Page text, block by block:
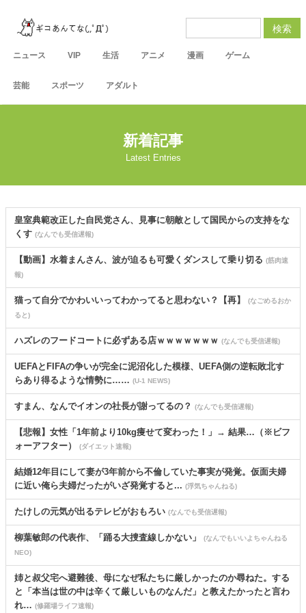
ニュース VIP 生活 アニメ 漫画 ゲーム
芸能 スポーツ アダルト
検索
新着記事
Latest Entries
皇室典範改正した自民党さん、見事に朝敵として国民からの支持をな
くす (なんでも受信遅報)
【動画】水着まんさん、波が迫るも可愛くダンスして乗り切る (筋肉速
報)
猫って自分でかわいいってわかってると思わない？【再】
(なごめるおか
ると)
ハズレのフードコートに必ずある店ｗｗｗｗｗｗｗ (なんでも受信遅報)
UEFAとFIFAの争いが完全に泥沼化した模様、UEFA側の逆転敗北す
らあり得るような情勢に…… (U-1 NEWS)
すまん、なんでイオンの社長が謝ってるの？ (なんでも受信遅報)
【悲報】女性「1年前より10kg痩せて変わった！」→ 結果…（※ビフ
ォーアフター）
(ダイエット速報)
結婚12年目にして妻が3年前から不倫していた事実が発覚。仮面夫婦
に近い俺ら夫婦だったがいざ発覚すると... (浮気ちゃんねる)
たけしの元気が出るテレビがおもろい (なんでも受信遅報)
柳葉敏郎の代表作、「踊る大捜査線しかない」
(なんでもいいよちゃんねる
NEO)
姉と叔父宅へ避難後、母になぜ私たちに厳しかったのか尋ねた。する
と「本当は世の中は辛くて厳しいものなんだ」と教えたかったと言わ
れ… (修羅場ライフ速報)